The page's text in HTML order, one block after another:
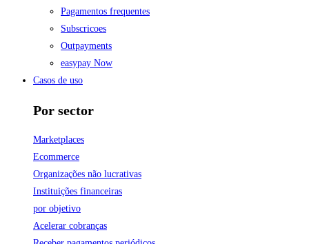
Pagamentos frequentes
Subscricoes
Outpayments
easypay Now
Casos de uso
Por sector
Marketplaces
Ecommerce
Organizações não lucrativas
Instituições financeiras
por objetivo
Acelerar cobranças